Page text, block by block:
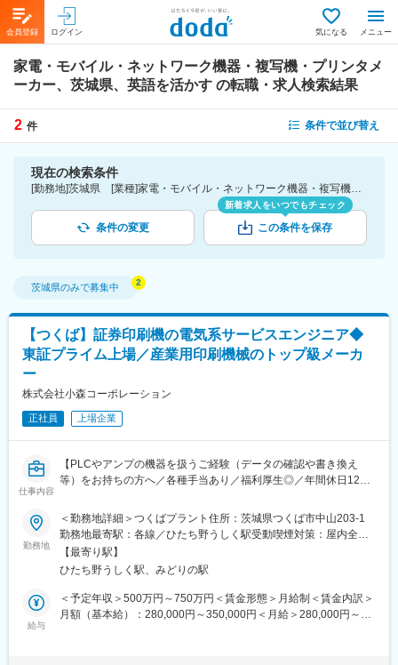
会員登録 ログイン 気になる メニュー
家電・モバイル・ネットワーク機器・複写機・プリンタメ
ーカー、茨城県、英語を活かす の転職・求人検索結果
2 件 条件で並び替え
現在の検索条件
[勤務地]茨城県 [業種]家電・モバイル・ネットワーク機器・複写機・プリンタメーカー-メーカー（機械・電気）業界 [詳細条件](語学)英語を活かす
条件の変更
新着求人をいつでもチェック
この条件を保存
茨城県のみで募集中
【つくば】証券印刷機の電気系サービスエンジニア◆
東証プライム上場／産業用印刷機械のトップ級メーカ
ー
株式会社小森コーポレーション
正社員 上場企業
仕事内容
【PLCやアンプの機器を扱うご経験（データの確認や書き換え
等）をお持ちの方へ／各種手当あり／福利厚生◎／年間休日125
業／グローバルに事業展開】
■業務内容：
証券印刷機械の電気系メンテナンス業務です。
・電気系アフターサービス
（出張：国内外での機械診断、突発的な稼働停止対応／内勤：国
内電話窓口対応、海外メール対応）
勤務地
＜勤務地詳細＞つくばプラント住所：茨城県つくば市中山203-1
勤務地最寄駅：各線／ひたち野うしく駅受動喫煙対策：屋内全面
禁煙変更の範囲：会社の定める事業所（リモートワーク含む）
【最寄り駅】
ひたち野うしく駅、みどりの駅
給与
＜予定年収＞500万円～750万円＜賃金形態＞月給制＜賃金内訳＞
月額（基本給）：280,000円～350,000円＜月給＞280,000円～